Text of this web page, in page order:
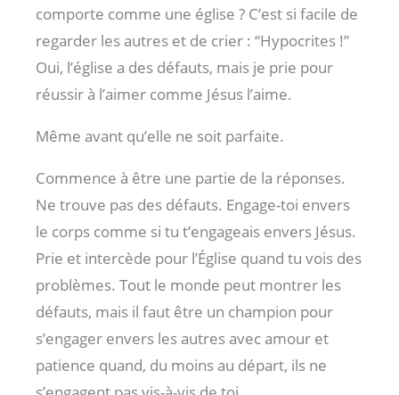
comporte comme une église ? C’est si facile de
regarder les autres et de crier : “Hypocrites !”
Oui, l’église a des défauts, mais je prie pour
réussir à l’aimer comme Jésus l’aime.
Même avant qu’elle ne soit parfaite.
Commence à être une partie de la réponses.
Ne trouve pas des défauts. Engage-toi envers
le corps comme si tu t’engageais envers Jésus.
Prie et intercède pour l’Église quand tu vois des
problèmes. Tout le monde peut montrer les
défauts, mais il faut être un champion pour
s’engager envers les autres avec amour et
patience quand, du moins au départ, ils ne